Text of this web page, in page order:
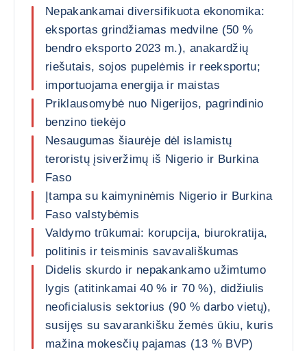
Nepakankamai diversifikuota ekonomika:
eksportas grindžiamas medvilne (50 %
bendro eksporto 2023 m.), anakardžių
riešutais, sojos pupelėmis ir reeksportu;
importuojama energija ir maistas
Priklausomybė nuo Nigerijos, pagrindinio
benzino tiekėjo
Nesaugumas šiaurėje dėl islamistų
teroristų įsiveržimų iš Nigerio ir Burkina
Faso
Įtampa su kaimyninėmis Nigerio ir Burkina
Faso valstybėmis
Valdymo trūkumai: korupcija, biurokratija,
politinis ir teisminis savavališkumas
Didelis skurdo ir nepakankamo užimtumo
lygis (atitinkamai 40 % ir 70 %), didžiulis
neoficialusis sektorius (90 % darbo vietų),
susijęs su savarankišku žemės ūkiu, kuris
mažina mokesčių pajamas (13 % BVP)